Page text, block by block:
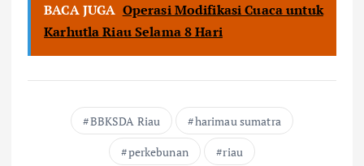
BACA JUGA Operasi Modifikasi Cuaca untuk
Karhutla Riau Selama 8 Hari
BBKSDA Riau
harimau sumatra
perkebunan
riau